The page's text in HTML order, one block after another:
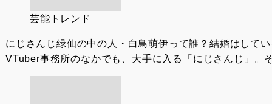
芸能トレンド
にじさんじ緑仙の中の人・白鳥萌伊って誰？結婚はして
VTuber事務所のなかでも、大手に入る「にじさんじ」。